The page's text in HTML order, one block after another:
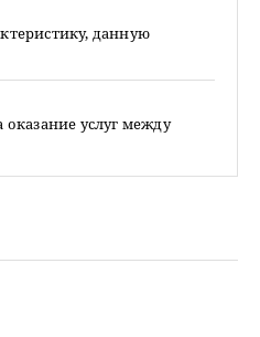
данную
услуг между